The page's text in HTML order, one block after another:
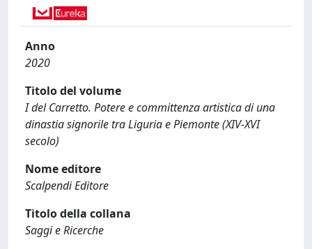
Anno
2020
Titolo del volume
I del Carretto. Potere e committenza artistica di una
dinastia signorile tra Liguria e Piemonte (XIV-XVI
secolo)
Nome editore
Scalpendi Editore
Titolo della collana
Saggi e Ricerche